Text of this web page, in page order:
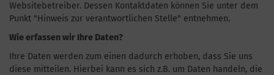
Websitebetreiber. Dessen Kontaktdaten können Sie unter dem
Punkt "Hinweis zur verantwortlichen Stelle" entnehmen.
Wie erfassen wir Ihre Daten?
Ihre Daten werden zum einen dadurch erhoben, dass Sie uns
diese mitteilen. Hierbei kann es sich z.B. um Daten handeln, die